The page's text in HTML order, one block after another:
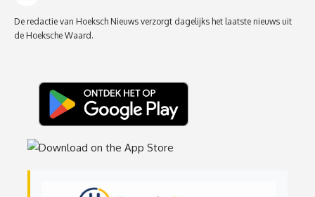
De redactie van Hoeksch Nieuws verzorgt dagelijks het laatste nieuws uit
de Hoeksche Waard.